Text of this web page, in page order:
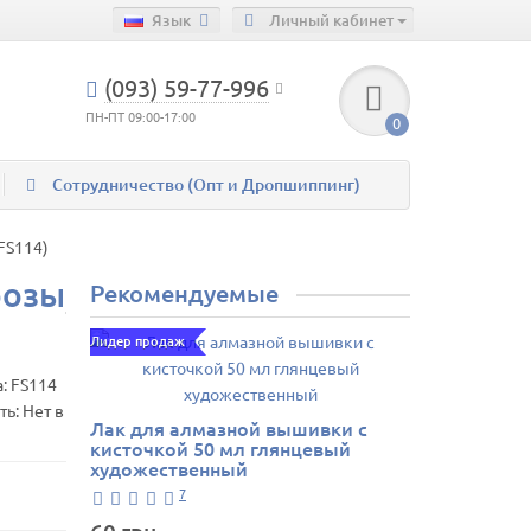
Личный кабинет
Язык
(093) 59-77-996
ПН-ПТ 09:00-17:00 0
Сотрудничество (Опт и Дропшиппинг)
FS114
Нет в
Рекомендуемые
Лидер продаж
Лак для алмазной вышивки с
кисточкой 50 мл глянцевый
художественный
7